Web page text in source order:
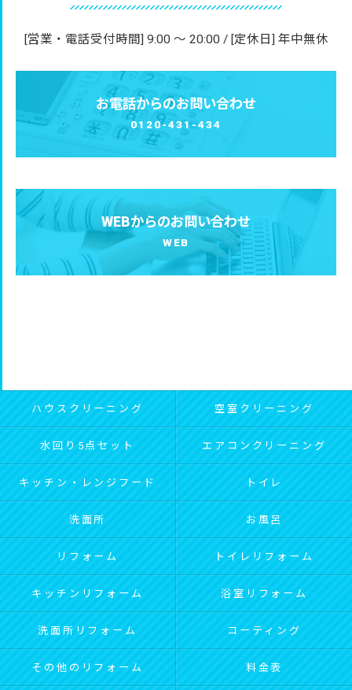
[営業・電話受付時間] 9:00 〜 20:00 / [定休日] 年中無休
お電話からのお問い合わせ
0120-431-434
WEBからのお問い合わせ
WEB
ハウスクリーニング 空室クリーニング
水回り5点セット エアコンクリーニング
キッチン・レンジフード トイレ
洗面所 お風呂
リフォーム トイレリフォーム
キッチンリフォーム 浴室リフォーム
洗面所リフォーム コーティング
その他のリフォーム 料金表